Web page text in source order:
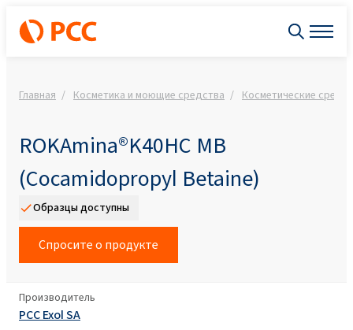
Главная Косметика и моющие средства Косметические
ROKAmina®K40HC MB
(Cocamidopropyl Betaine)
Образцы доступны
Спросите о продукте
Производитель
PCC Exol SA